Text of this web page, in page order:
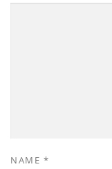
NAME *